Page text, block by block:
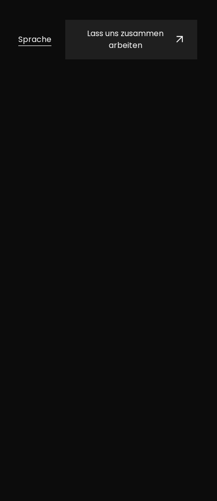
Sprache
Lass uns zusammen
arbeiten